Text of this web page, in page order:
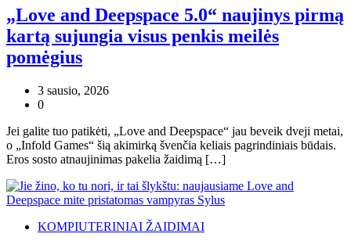
„Love and Deepspace 5.0“ naujinys pirmą
kartą sujungia visus penkis meilės
pomėgius
3 sausio, 2026
0
Jei galite tuo patikėti, „Love and Deepspace“ jau beveik dveji metai,
o „Infold Games“ šią akimirką švenčia keliais pagrindiniais būdais.
Eros sosto atnaujinimas pakelia žaidimą […]
KOMPIUTERINIAI ŽAIDIMAI